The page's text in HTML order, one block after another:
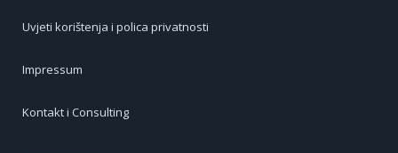
Uvjeti korištenja i polica privatnosti
Impressum
Kontakt i Consulting